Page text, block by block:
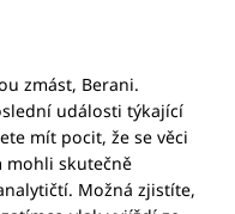
zmást, Berani.
události týkající
mít pocit, že se věci
mohli skutečně
Možná zjistíte,